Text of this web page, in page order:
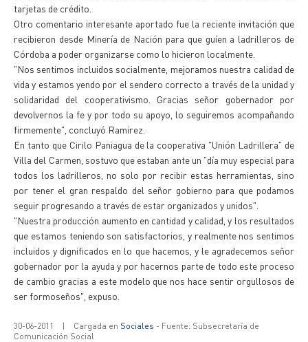
tarjetas de crédito.
Otro comentario interesante aportado fue la reciente invitación que
recibieron desde Minería de Nación para que guíen a ladrilleros de
Córdoba a poder organizarse como lo hicieron localmente.
"Nos sentimos incluidos socialmente, mejoramos nuestra calidad de
vida y estamos yendo por el sendero correcto a través de la unidad y
solidaridad del cooperativismo. Gracias señor gobernador por
devolvernos la fe y por todo su apoyo, lo seguiremos acompañando
firmemente", concluyó Ramirez.
En tanto que Cirilo Paniagua de la cooperativa "Unión Ladrillera" de
Villa del Carmen, sostuvo que estaban ante un "día muy especial para
todos los ladrilleros, no solo por recibir estas herramientas, sino
por tener el gran respaldo del señor gobierno para que podamos
seguir progresando a través de estar organizados y unidos".
"Nuestra producción aumento en cantidad y calidad, y los resultados
que estamos teniendo son satisfactorios, y realmente nos sentimos
incluidos y dignificados en lo que hacemos, y le agradecemos señor
gobernador por la ayuda y por hacernos parte de todo este proceso
de cambio gracias a este modelo que nos hace sentir orgullosos de
ser formoseños", expuso.
30-06-2011 | Cargada en Sociales - Fuente: Subsecretaría de
Comunicación Social